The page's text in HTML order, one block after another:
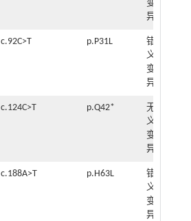
变
异
c.92C>T p.P31L
错
义
变
异
c.124C>T p.Q42*
无
义
变
异
c.188A>T p.H63L
错
义
变
异